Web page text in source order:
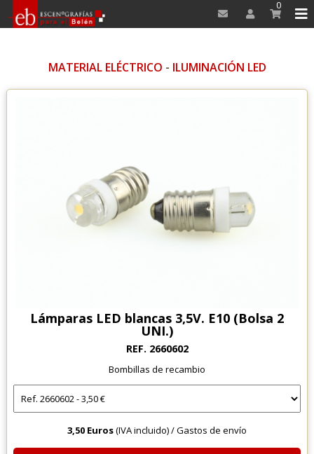
0
MATERIAL ELÉCTRICO - ILUMINACIÓN LED
Lámparas LED blancas 3,5V. E10 (Bolsa 2
UNI.)
REF. 2660602
Bombillas de recambio
3,50 Euros(IVA incluido) /Gastos de envío